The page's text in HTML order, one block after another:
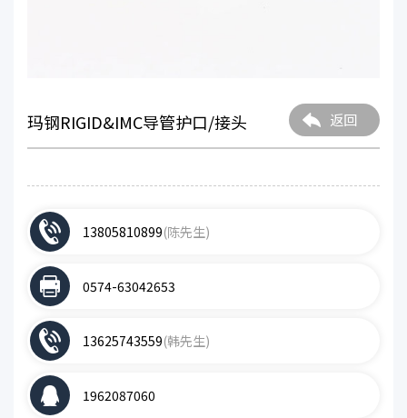
玛钢RIGID&IMC导管护口/接头
13805810899(陈先生)
0574-63042653
13625743559(韩先生)
1962087060
返回